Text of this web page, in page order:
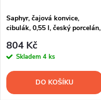
p
r
o
s
p
r
o
Saphyr, čajová konvice,
cibulák, 0,55 l, český porcelán,
804 Kč
Skladem 4 ks
DO KOŠÍKU